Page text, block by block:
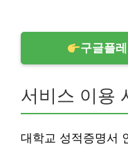
구글플
서비스 이용
대학교 성적증명서